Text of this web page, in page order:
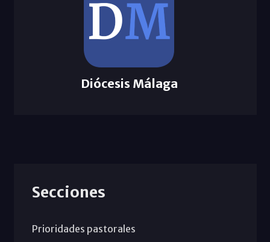
Diócesis Málaga
Secciones
Prioridades pastorales